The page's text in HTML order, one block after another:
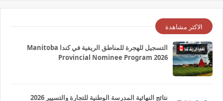
الاكثر مشاهدة
التسجيل للهجرة للمناطق الريفية في كندا Manitoba
Provincial Nominee Program 2026
نتائج النهائية المدرسة الوطنية للتجارة والتسيير 2026